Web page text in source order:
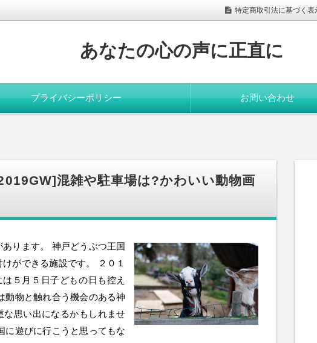
特定商取引法に基づく表
あなたの心の声に正直に
プライバシーポリシー お問い合わせ
混雑や駐車場は?かわいい動物画
ります。 神戸どうぶつ王国
ができる施設です。 ２０１
５月５日子どもの日も控え
動物と触れ合う機会のある神
な思い出になるかもしれませ
に遊びに行こうと思ってもな